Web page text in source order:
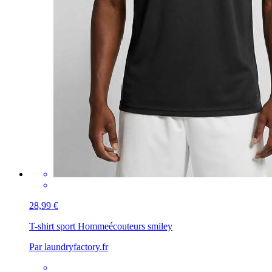
28,99 €
T-shirt sport Hommeécouteurs smiley
Par laundryfactory.fr